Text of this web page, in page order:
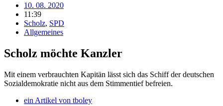
10. 08. 2020
11:39
Scholz, SPD
Allgemeines
Scholz möchte Kanzler
Mit einem verbrauchten Kapitän lässt sich das Schiff der deutschen
Sozialdemokratie nicht aus dem Stimmentief befreien.
ein Artikel von tboley